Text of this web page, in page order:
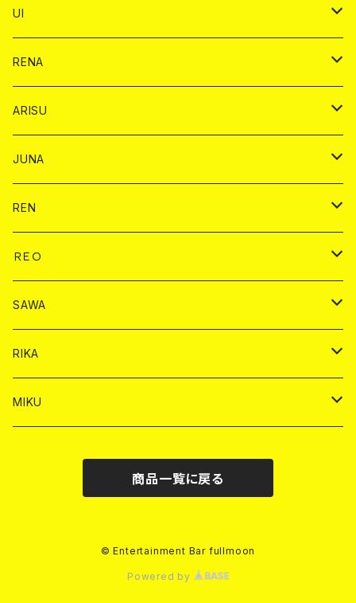
1ドリンク
シャンパン
1ドリンク
チップ
ドリンク
1ドリンク
ショット
UI
バイカ
ドリンク
シャンパン
ドリンク
チェキ
RENA
バイカ
ドリンク
ドリンク
ヤードグラス
チェキ
ARISU
バイカ
ドリンク
ドリンク
シャンパン
チェキ
JUNA
バイカ
ドリンク
シャンパン
ヤードグラス
チェキ
REN
バイカ
ドリンク
ショット
シャンパン
チェキ
ＲＥＯ
ドリンク
シャンパン
ショット
バイカ
チェキ
SAWA
ドリンク
シャンパン
バイカ
RIKA
ドリンク
MIKU
商品一覧に戻る
© Entertainment Bar fullmoon
Powered by